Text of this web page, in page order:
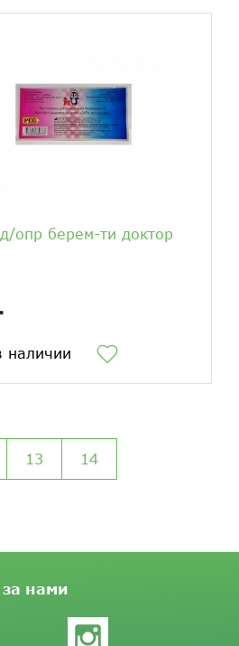
опр берем-ти доктор
наличии
13 14
нами